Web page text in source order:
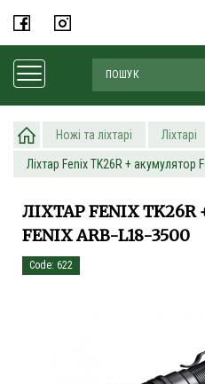
Ножі та ліхтарі Ліхтарі
Ліхтар Fenix TK26R + акумулятор
ЛІХТАР FENIX
FENIX ARB-L18-3500
Code: 622